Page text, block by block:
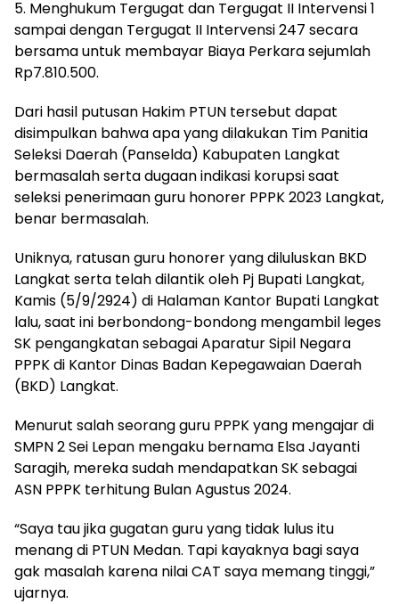
5. Menghukum Tergugat dan Tergugat II Intervensi 1
sampai dengan Tergugat II Intervensi 247 secara
bersama untuk membayar Biaya Perkara sejumlah
Rp7.810.500.
Dari hasil putusan Hakim PTUN tersebut dapat
disimpulkan bahwa apa yang dilakukan Tim Panitia
Seleksi Daerah (Panselda) Kabupaten Langkat
bermasalah serta dugaan indikasi korupsi saat
seleksi penerimaan guru honorer PPPK 2023 Langkat,
benar bermasalah.
Uniknya, ratusan guru honorer yang diluluskan BKD
Langkat serta telah dilantik oleh Pj Bupati Langkat,
Kamis (5/9/2924) di Halaman Kantor Bupati Langkat
lalu, saat ini berbondong-bondong mengambil leges
SK pengangkatan sebagai Aparatur Sipil Negara
PPPK di Kantor Dinas Badan Kepegawaian Daerah
(BKD) Langkat.
Menurut salah seorang guru PPPK yang mengajar di
SMPN 2 Sei Lepan mengaku bernama Elsa Jayanti
Saragih, mereka sudah mendapatkan SK sebagai
ASN PPPK terhitung Bulan Agustus 2024.
“Saya tau jika gugatan guru yang tidak lulus itu
menang di PTUN Medan. Tapi kayaknya bagi saya
gak masalah karena nilai CAT saya memang tinggi,”
ujarnya.